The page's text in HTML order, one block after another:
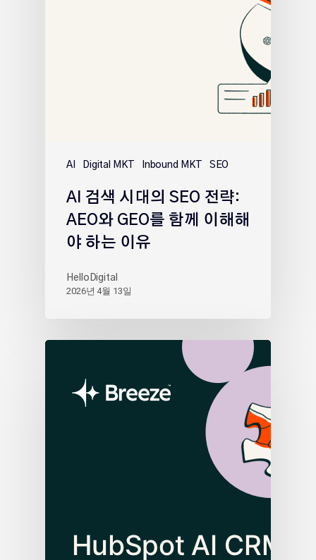
AI Digital MKT Inbound MKT SEO
AI 검색 시대의 SEO 전략:
AEO와 GEO를 함께 이해해
야 하는 이유
HelloDigital
2026년 4월 13일